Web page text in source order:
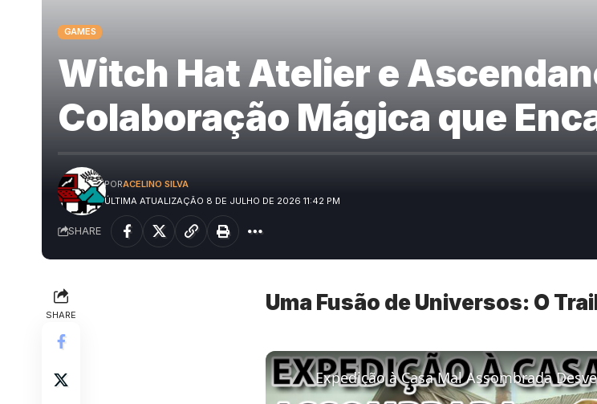
GAMES
Witch Hat Atelier e
Colaboração Mágica que
ÚLTIMA ATUALIZAÇÃO 8 DE JULHO DE 2026 11:42 PM
PORACELINO SILVA
SHARE
SHARE Uma Fusão de Universos: O